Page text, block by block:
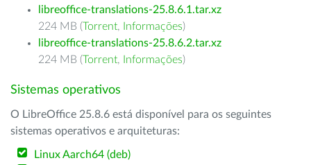
libreoffice-translations-25.8.6.1.tar.xz
224 MB (Torrent, Informações)
libreoffice-translations-25.8.6.2.tar.xz
224 MB (Torrent, Informações)
Sistemas operativos
O LibreOffice 25.8.6 está disponível para os seguintes
sistemas operativos e arquiteturas:
Linux Aarch64 (deb)